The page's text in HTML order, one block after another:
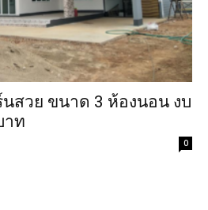
สวย ขนาด 3 ห้องนอน งบ
าท
0